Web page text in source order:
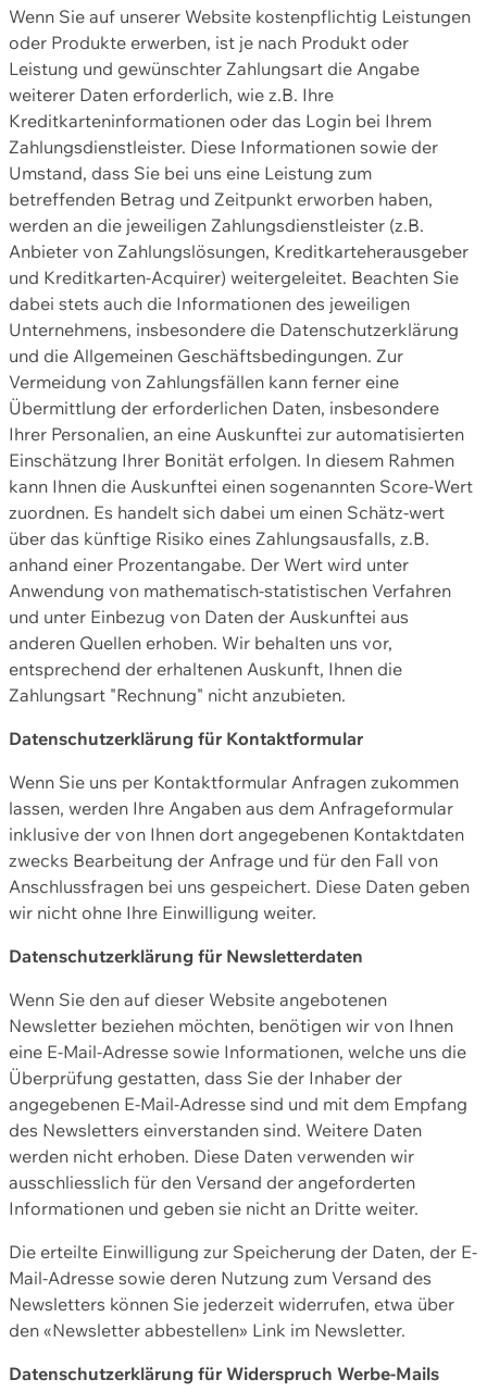
Wenn Sie auf unserer Website kostenpflichtig Leistungen
oder Produkte erwerben, ist je nach Produkt oder
Leistung und gewünschter Zahlungsart die Angabe
weiterer Daten erforderlich, wie z.B. Ihre
Kreditkarteninformationen oder das Login bei Ihrem
Zahlungsdienstleister. Diese Informationen sowie der
Umstand, dass Sie bei uns eine Leistung zum
betreffenden Betrag und Zeitpunkt erworben haben,
werden an die jeweiligen Zahlungsdienstleister (z.B.
Anbieter von Zahlungslösungen, Kreditkarteherausgeber
und Kreditkarten-Acquirer) weitergeleitet. Beachten Sie
dabei stets auch die Informationen des jeweiligen
Unternehmens, insbesondere die Datenschutzerklärung
und die Allgemeinen Geschäftsbedingungen. Zur
Vermeidung von Zahlungsfällen kann ferner eine
Übermittlung der erforderlichen Daten, insbesondere
Ihrer Personalien, an eine Auskunftei zur automatisierten
Einschätzung Ihrer Bonität erfolgen. In diesem Rahmen
kann Ihnen die Auskunftei einen sogenannten Score-Wert
zuordnen. Es handelt sich dabei um einen Schätz-wert
über das künftige Risiko eines Zahlungsausfalls, z.B.
anhand einer Prozentangabe. Der Wert wird unter
Anwendung von mathematisch-statistischen Verfahren
und unter Einbezug von Daten der Auskunftei aus
anderen Quellen erhoben. Wir behalten uns vor,
entsprechend der erhaltenen Auskunft, Ihnen die
Zahlungsart "Rechnung" nicht anzubieten.
Datenschutzerklärung für Kontaktformular
Wenn Sie uns per Kontaktformular Anfragen zukommen
lassen, werden Ihre Angaben aus dem Anfrageformular
inklusive der von Ihnen dort angegebenen Kontaktdaten
zwecks Bearbeitung der Anfrage und für den Fall von
Anschlussfragen bei uns gespeichert. Diese Daten geben
wir nicht ohne Ihre Einwilligung weiter.
Datenschutzerklärung für Newsletterdaten
Wenn Sie den auf dieser Website angebotenen
Newsletter beziehen möchten, benötigen wir von Ihnen
eine E-Mail-Adresse sowie Informationen, welche uns die
Überprüfung gestatten, dass Sie der Inhaber der
angegebenen E-Mail-Adresse sind und mit dem Empfang
des Newsletters einverstanden sind. Weitere Daten
werden nicht erhoben. Diese Daten verwenden wir
ausschliesslich für den Versand der angeforderten
Informationen und geben sie nicht an Dritte weiter.
Die erteilte Einwilligung zur Speicherung der Daten, der E-
Mail-Adresse sowie deren Nutzung zum Versand des
Newsletters können Sie jederzeit widerrufen, etwa über
den «Newsletter abbestellen» Link im Newsletter.
Datenschutzerklärung für Widerspruch Werbe-Mails